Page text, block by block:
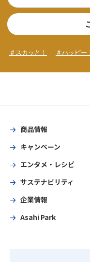
＃スカッと！ ＃ハッピー
商品情報
キャンペーン
エンタメ・レシピ
サステナビリティ
企業情報
Asahi Park